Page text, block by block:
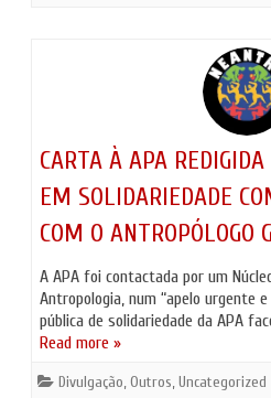
CARTA À APA
EM SOLIDARIEDADE
COM O ANTROPÓLOGO
A APA foi contactada por um
Antropologia, num “apelo urgente
pública de solidariedade da APA
Read more »
Divulgação,Outros,Uncategorized